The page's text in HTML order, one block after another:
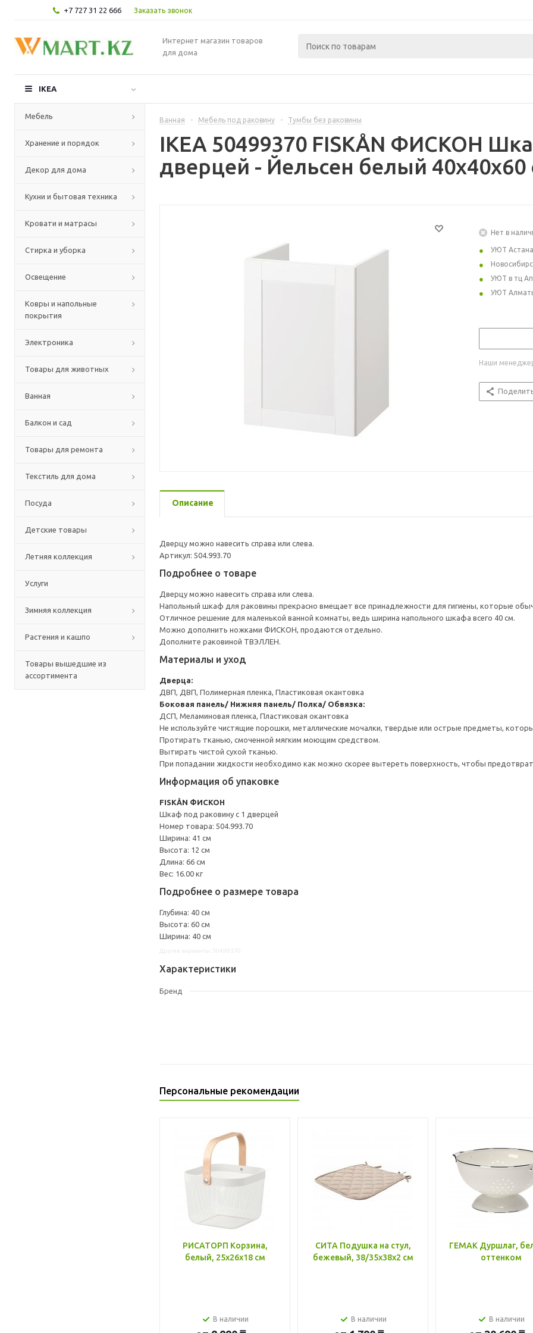
+7 727 31 22 666 Заказать звонок
Интернет магазин товаров
для дома
IKEA
Мебель
Хранение и порядок
Декор для дома
Кухни и бытовая техника
Кровати и матрасы
Стирка и уборка
Освещение
Ковры и напольные
покрытия
Электроника
Товары для животных
Ванная
Балкон и сад
Товары для ремонта
Текстиль для дома
Посуда
Детские товары
Летняя коллекция
Услуги
Зимняя коллекция
Растения и кашпо
Товары вышедшие из
ассортимента
Ванная - Мебель под раковину - Тумбы без раковины
IKEA 50499370 FISKÅN ФИСКОН
дверцей - Йельсен белый 40x40x60
Нет в
УЮТ Астана
УЮТ в тц
УЮТ
Наши
Описание
Дверцу можно навесить справа или слева.
Артикул: 504.993.70
Подробнее о товаре
Дверцу можно навесить справа или слева.
Напольный шкаф для раковины прекрасно вмещает все принадлежности для гигиены, которые
Отличное решение для маленькой ванной комнаты, ведь ширина напольного шкафа всего 40 см.
Можно дополнить ножками ФИСКОН, продаются отдельно.
Дополните раковиной ТВЭЛЛЕН.
Материалы и уход
Дверца:
ДВП, ДВП, Полимерная пленка, Пластиковая окантовка
Боковая панель/ Нижняя панель/ Полка/ Обвязка:
ДСП, Меламиновая пленка, Пластиковая окантовка
Не используйте чистящие порошки, металлические мочалки, твердые или острые предметы,
Протирать тканью, смоченной мягким моющим средством.
Вытирать чистой сухой тканью.
При попадании жидкости необходимо как можно скорее вытереть поверхность, чтобы
Информация об упаковке
FISKÅN ФИСКОН
Шкаф под раковину с 1 дверцей
Номер товара: 504.993.70
Ширина: 41 см
Высота: 12 см
Длина: 66 см
Вес: 16.00 кг
Подробнее о размере товара
Глубина: 40 см
Высота: 60 см
Ширина: 40 см
Характеристики
Бренд
Персональные рекомендации
РИСАТОРП Корзина,
белый, 25x26x18 см
В наличии
СИТА Подушка на стул,
бежевый, 38/35x38x2 см
В наличии
ГЕМАК Дуршлаг,
оттенком
В наличии